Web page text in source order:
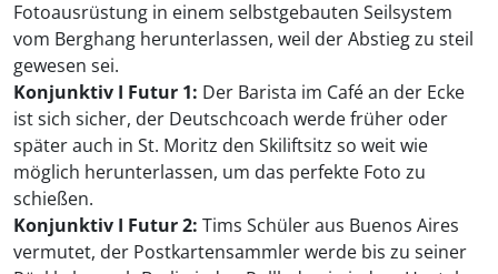
Fotoausrüstung in einem selbstgebauten Seilsystem
vom Berghang herunterlassen, weil der Abstieg zu steil
gewesen sei.
Konjunktiv I Futur 1: Der Barista im Café an der Ecke
ist sich sicher, der Deutschcoach werde früher oder
später auch in St. Moritz den Skiliftsitz so weit wie
möglich herunterlassen, um das perfekte Foto zu
schießen.
Konjunktiv I Futur 2: Tims Schüler aus Buenos Aires
vermutet, der Postkartensammler werde bis zu seiner